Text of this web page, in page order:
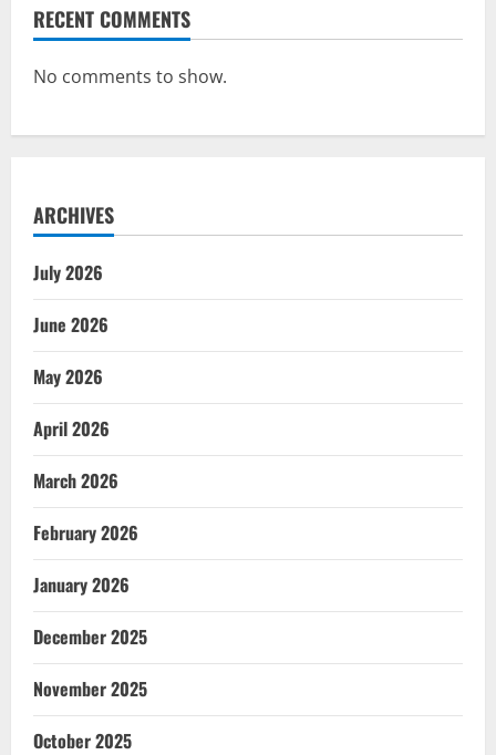
RECENT COMMENTS
No comments to show.
ARCHIVES
July 2026
June 2026
May 2026
April 2026
March 2026
February 2026
January 2026
December 2025
November 2025
October 2025